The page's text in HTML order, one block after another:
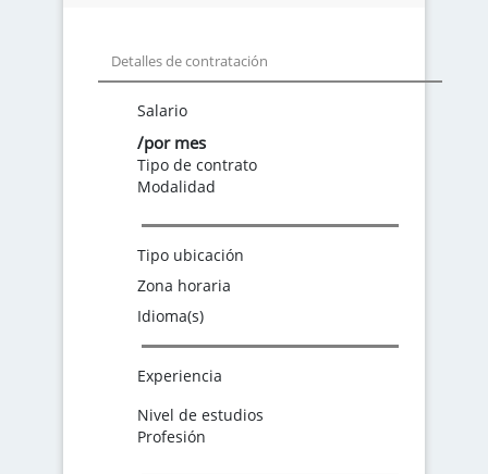
Detalles de contratación
Salario
/por mes
Tipo de contrato
Modalidad
Tipo ubicación
Zona horaria
Idioma(s)
Experiencia
Nivel de estudios
Profesión